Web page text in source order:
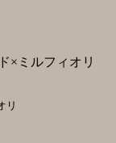
×ミルフィオリ
リ